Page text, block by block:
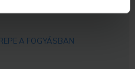
A FOGYÁSBAN